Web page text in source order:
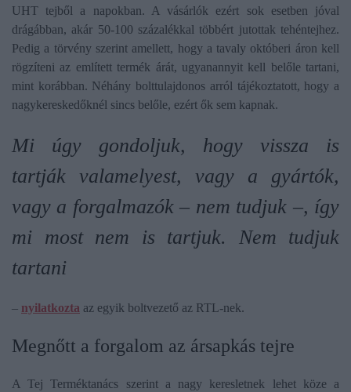
UHT tejből a napokban. A vásárlók ezért sok esetben jóval
drágábban, akár 50-100 százalékkal többért jutottak tehéntejhez.
Pedig a törvény szerint amellett, hogy a tavaly októberi áron kell
rögzíteni az említett termék árát, ugyanannyit kell belőle tartani,
mint korábban. Néhány bolttulajdonos arról tájékoztatott, hogy a
nagykereskedőknél sincs belőle, ezért ők sem kapnak.
Mi úgy gondoljuk, hogy vissza is
tartják valamelyest, vagy a gyártók,
vagy a forgalmazók – nem tudjuk –, így
mi most nem is tartjuk. Nem tudjuk
tartani
– nyilatkozta az egyik boltvezető az RTL-nek.
Megnőtt a forgalom az ársapkás tejre
A Tej Terméktanács szerint a nagy keresletnek lehet köze a